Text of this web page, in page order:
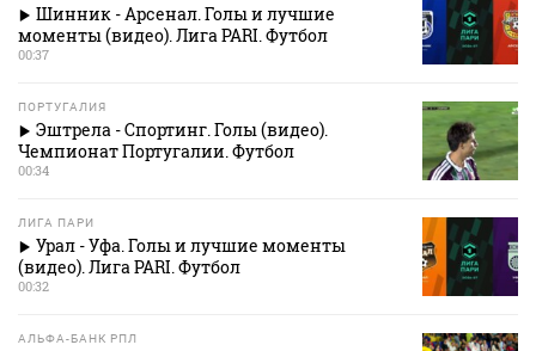
Шинник - Арсенал. Голы и лучшие
моменты (видео). Лига PARI. Футбол
00:37
ПОРТУГАЛИЯ
Эштрела - Спортинг. Голы (видео).
Чемпионат Португалии. Футбол
00:34
ЛИГА ПАРИ
Урал - Уфа. Голы и лучшие моменты
(видео). Лига PARI. Футбол
00:32
АЛЬФА-БАНК РПЛ